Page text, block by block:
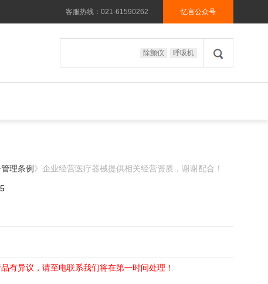
客服热线：021-61590262 忆言公众号
除颤仪 呼吸机
理条例 》企业经营医疗器械提供相关经营资质，谢谢配合！
有异议，请至电联系我们将在第一时间处理！